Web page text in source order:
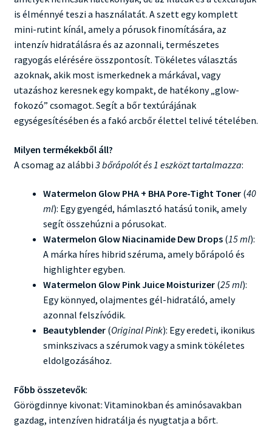
is élménnyé teszi a használatát. A szett egy komplett
mini-rutint kínál, amely a pórusok finomítására, az
intenzív hidratálásra és az azonnali, természetes
ragyogás elérésére összpontosít. Tökéletes választás
azoknak, akik most ismerkednek a márkával, vagy
utazáshoz keresnek egy kompakt, de hatékony „glow-
fokozó” csomagot. Segít a bőr textúrájának
egységesítésében és a fakó arcbőr élettel telivé tételében.
Milyen termékekből áll?
A csomag az alábbi3 bőrápolót és 1 eszközt tartalmazza:
Watermelon Glow PHA + BHA Pore-Tight Toner(40
ml): Egy gyengéd, hámlasztó hatású tonik, amely
segít összehúzni a pórusokat.
Watermelon Glow Niacinamide Dew Drops(15 ml):
A márka híres hibrid széruma, amely bőrápoló és
highlighter egyben.
Watermelon Glow Pink Juice Moisturizer(25 ml):
Egy könnyed, olajmentes gél-hidratáló, amely
azonnal felszívódik.
Beautyblender(Original Pink): Egy eredeti, ikonikus
sminkszivacs a szérumok vagy a smink tökéletes
eldolgozásához.
Főbb összetevők:
Görögdinnye kivonat: Vitaminokban és aminósavakban
gazdag, intenzíven hidratálja és nyugtatja a bőrt.